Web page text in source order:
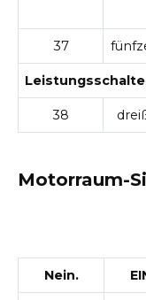
37
38
Motorraum-
Nein.